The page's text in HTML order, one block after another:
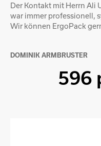
Der Kontakt mit Herrn Ali
war immer professionell,
Wir können ErgoPack
DOMINIK ARMBRUSTER
596